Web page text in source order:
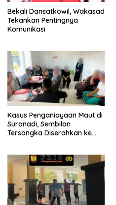
Bekali Dansatkowil, Wakasad
Tekankan Pentingnya
Komunikasi
Kasus Penganiayaan Maut di
Suranadi, Sembilan
Tersangka Diserahkan ke